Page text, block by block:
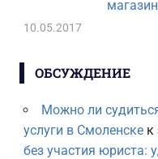
10.05.2017
ОБСУЖДЕНИЕ
Можно ли
услуги в Смоленскек
без участия юриста: